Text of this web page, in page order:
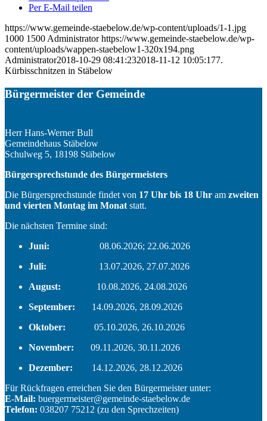
Per E-Mail teilen
https://www.gemeinde-staebelow.de/wp-content/uploads/1-1.jpg
1000 1500 Administrator https://www.gemeinde-staebelow.de/wp-
content/uploads/wappen-staebelow1-320x194.png
Administrator2018-10-29 08:41:232018-11-12 10:05:177.
Kürbisschnitzen in Stäbelow
Bürgermeister der Gemeinde
Herr Hans-Werner Bull
Gemeindehaus Stäbelow
Schulweg 5, 18198 Stäbelow
Bürgersprechstunde des Bürgermeisters
Die Bürgersprechstunde findet von 17 Uhr bis 18 Uhr am zweiten
und vierten Montag im Monat statt.
Die nächsten Termine sind:
Juni: 08.06.2026; 22.06.2026
Juli: 13.07.2026, 27.07.2026
August: 10.08.2026, 24.08.2026
September: 14.09.2026, 28.09.2026
Oktober: 05.10.2026, 26.10.2026
November: 09.11.2026, 30.11.2026
Dezember: 14.12.2026, 28.12.2026
Für Rückfragen erreichen Sie den Bürgermeister unter:
E-Mail: buergermeister@gemeinde-staebelow.de
Telefon: 038207 75212 (zu den Sprechzeiten)